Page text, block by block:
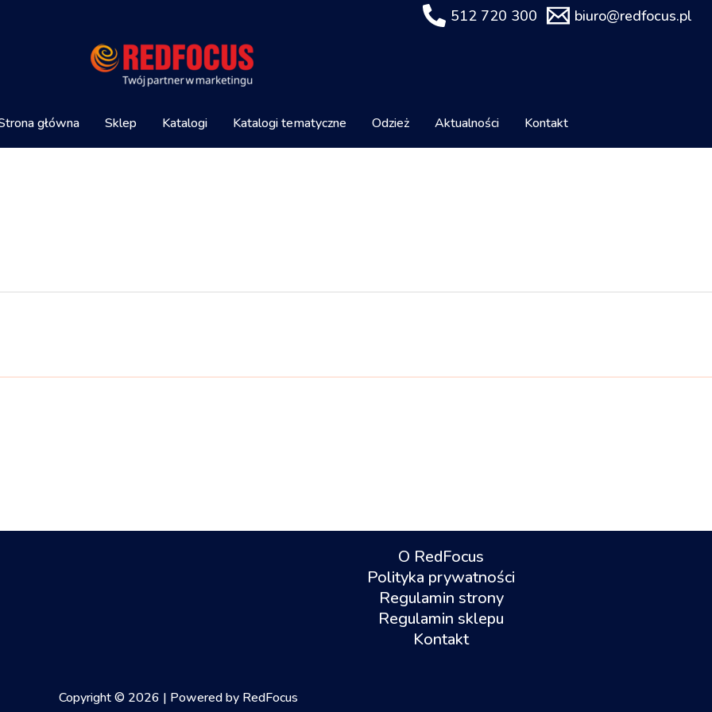
512 720 300 biuro@redfocus.pl
główna Sklep Katalogi Katalogi tematyczne Odzież Aktualności Kontakt
O RedFocus
Polityka prywatności
Regulamin strony
Regulamin sklepu
Kontakt
Copyright © 2026 | Powered by RedFocus